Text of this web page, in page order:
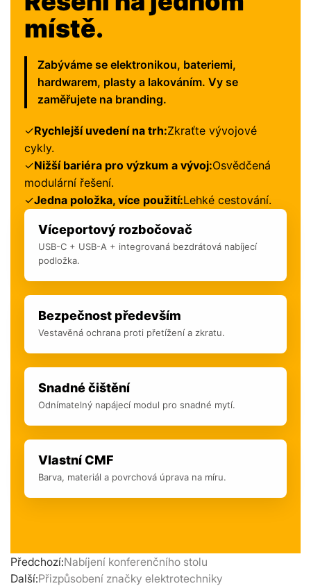
místě.
Zabýváme se elektronikou, bateriemi,
hardwarem, plasty a lakováním. Vy se
zaměřujete na branding.
✓Rychlejší uvedení na trh:Zkraťte vývojové
cykly.
✓Nižší bariéra pro výzkum a vývoj:Osvědčená
modulární řešení.
✓Jedna položka, více použití:Lehké cestování.
Víceportový rozbočovač
USB-C + USB-A + integrovaná bezdrátová nabíjecí
podložka.
Bezpečnost především
Vestavěná ochrana proti přetížení a zkratu.
Snadné čištění
Odnímatelný napájecí modul pro snadné mytí.
Vlastní CMF
Barva, materiál a povrchová úprava na míru.
Předchozí:Nabíjení konferenčního stolu
Další:Přizpůsobení značky elektrotechniky